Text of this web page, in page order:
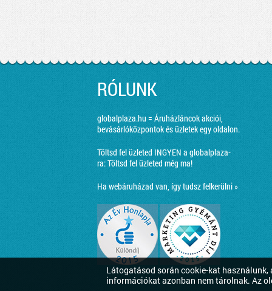
Látogatásod során cookie-kat
információkat azonban nem tárolnak. Az
RÓLUNK
globalplaza.hu = Áruházláncok akciói,
bevásárlóközpontok és üzletek egy oldalon.
Töltsd fel üzleted INGYEN a globalplaza-
ra:Töltsd fel üzleted még ma!
Ha webáruházad van, így tudsz felkerülni »